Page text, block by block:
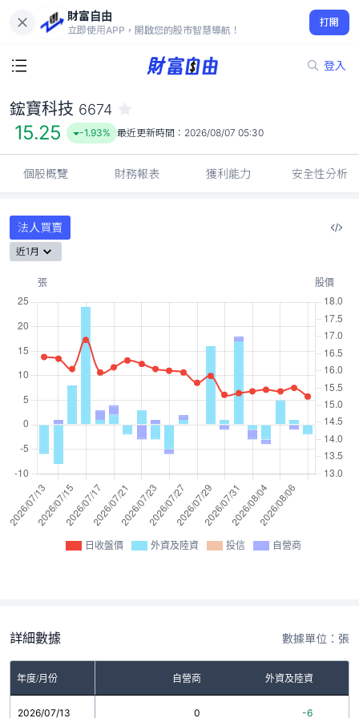
財富自由
立即使用APP，開啟您的股市智慧導航！
打開
登入
15.25
-1.93%
鋐寶科技 6674
15.25 -1.93% 最近更新時間： 2026/08/07 05:30
個股概覽 財務報表 獲利能力 安全性分析
法人買賣
近1月
日收盤價 外資及陸資 投信 自營商
詳細數據 數據單位：張
年度/月份 自營商 外資及陸資
2026/07/13 0 -6